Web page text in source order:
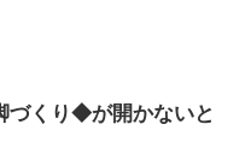
づくり◆が開かないと